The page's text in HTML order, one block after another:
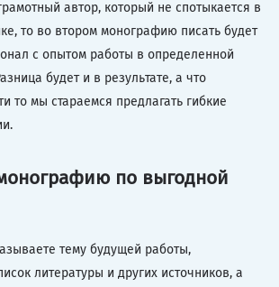
автор, который не спотыкается в
то во втором монографию писать будет
с опытом работы в определенной
будет и в результате, а что
то мы стараемся предлагать гибкие
по выгодной
тему будущей работы,
литературы и других источников, а